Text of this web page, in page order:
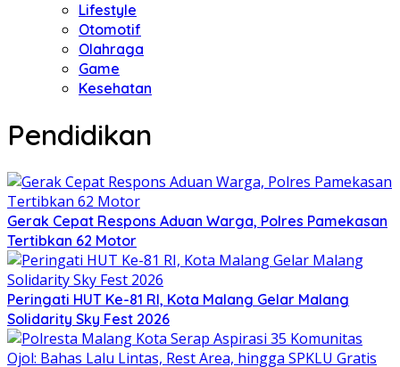
Lifestyle
Otomotif
Olahraga
Game
Kesehatan
Pendidikan
Gerak Cepat Respons Aduan Warga, Polres Pamekasan
Tertibkan 62 Motor
Peringati HUT Ke-81 RI, Kota Malang Gelar Malang
Solidarity Sky Fest 2026